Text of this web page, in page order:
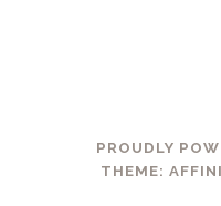
PROUDLY
THEME: